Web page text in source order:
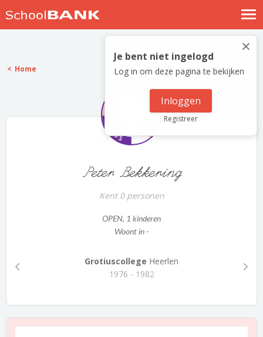
Nostalgische verhalen
Log in
Meld je gratis aan
×
Je bent niet ingelogd
Log in om deze pagina te bekijken
Inloggen
Registreer
Home
Peter Bekkering
Kent 0 personen
OPEN, 1 kinderen
Woont in -
Grotiuscollege Heerlen
1976 - 1982